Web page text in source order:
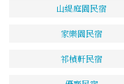
山緹庭園民宿
家樂園民宿
祁楨軒民宿